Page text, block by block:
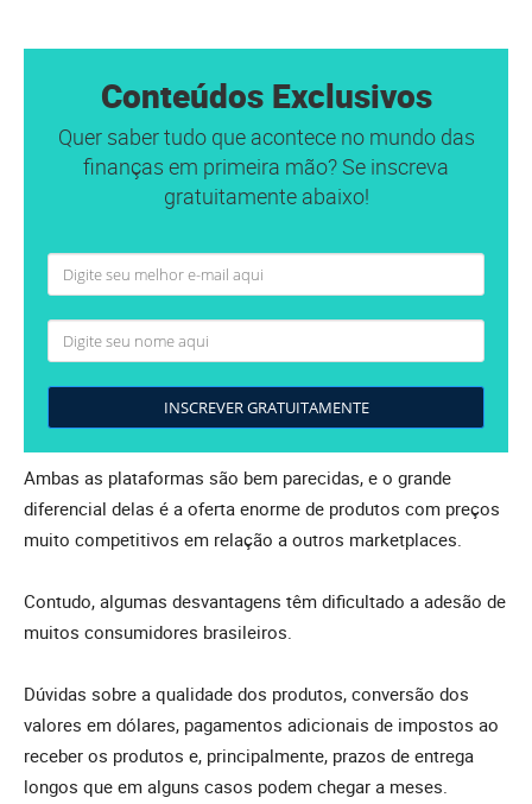
Conteúdos Exclusivos
Quer saber tudo que acontece no mundo das
finanças em primeira mão? Se inscreva
gratuitamente abaixo!
INSCREVER GRATUITAMENTE
Ambas as plataformas são bem parecidas, e o grande
diferencial delas é a oferta enorme de produtos com preços
muito competitivos em relação a outros marketplaces.
Contudo, algumas desvantagens têm dificultado a adesão de
muitos consumidores brasileiros.
Dúvidas sobre a qualidade dos produtos, conversão dos
valores em dólares, pagamentos adicionais de impostos ao
receber os produtos e, principalmente, prazos de entrega
longos que em alguns casos podem chegar a meses.